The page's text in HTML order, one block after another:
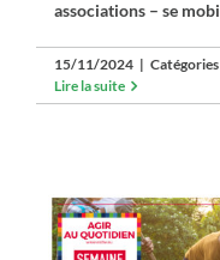
associations – se
15/11/2024 | Catégories
Lire la suite